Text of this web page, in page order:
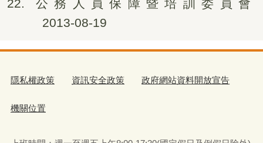
22
公務人員保障暨培訓委員會
2013-08-19
隱私權政策 資訊安全政策 政府網站資料開放宣告
機關位置